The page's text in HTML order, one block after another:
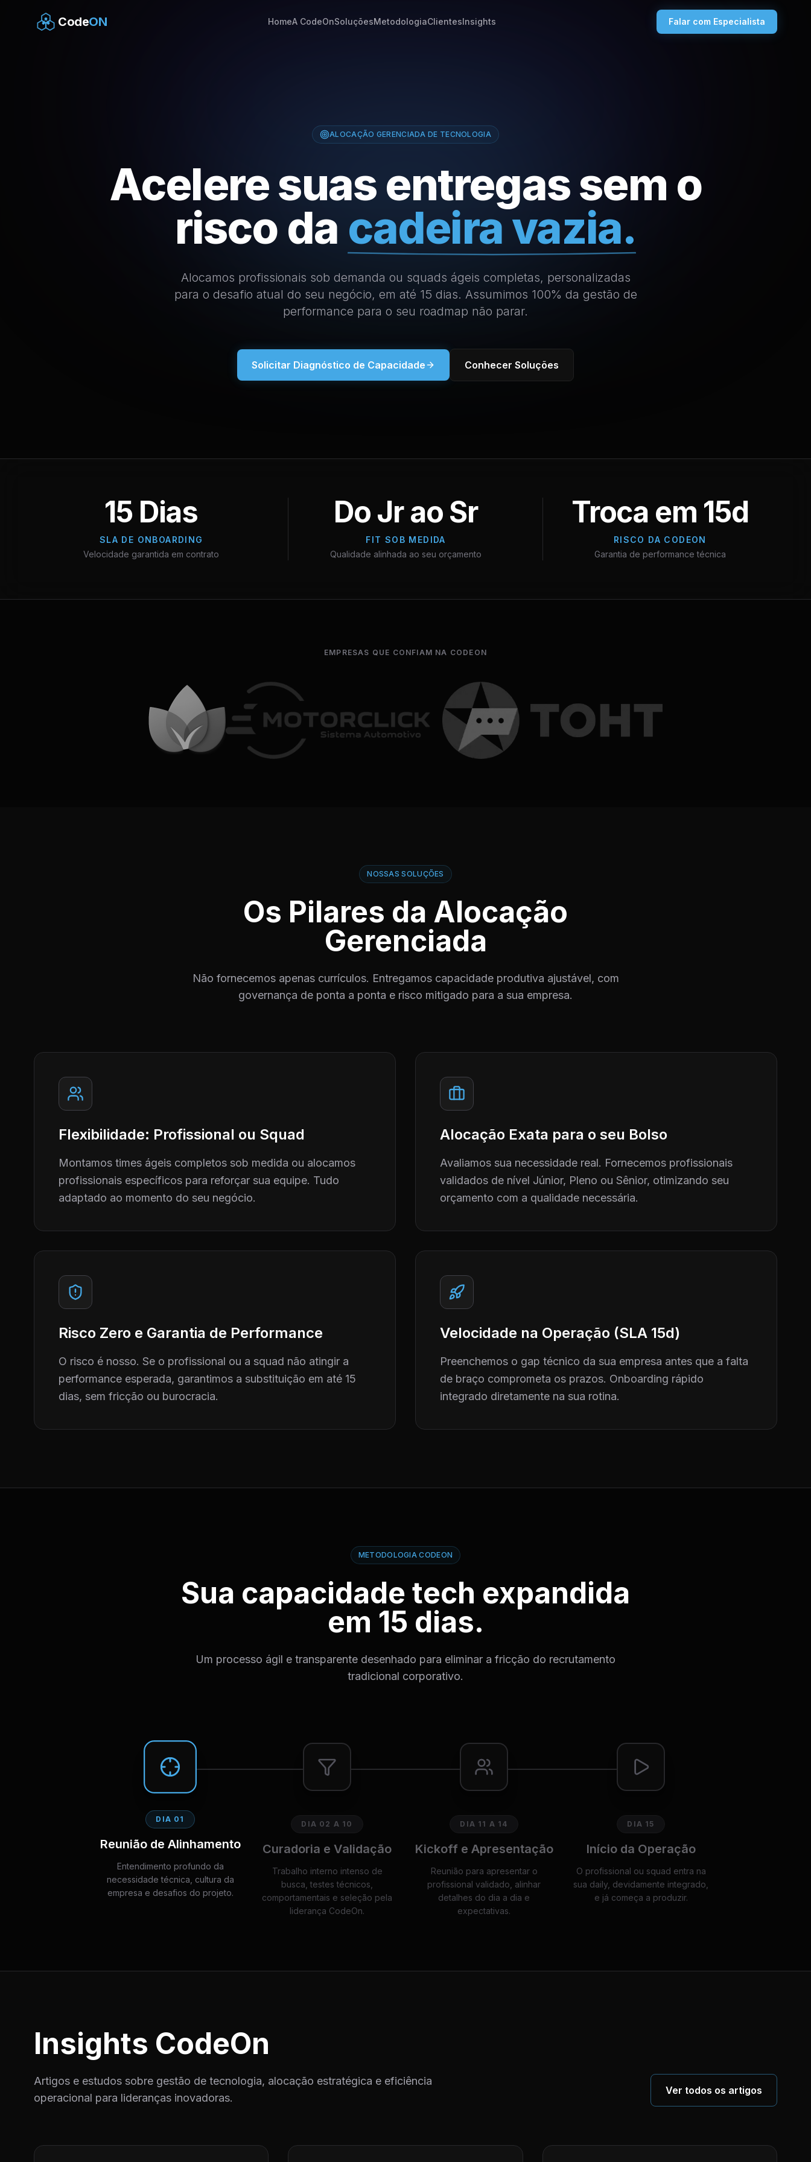
CodeON HomeA CodeOnSoluçõesMetodologiaClientesInsights Falar com Especialista
ALOCAÇÃO GERENCIADA DE TECNOLOGIA
Acelere suas entregas sem o
risco da cadeira vazia.
Alocamos profissionais sob demanda ou squads ágeis completas, personalizadas
para o desafio atual do seu negócio, em até 15 dias. Assumimos 100% da gestão de
performance para o seu roadmap não parar.
Solicitar Diagnóstico de Capacidade Conhecer Soluções
15 Dias
SLA DE ONBOARDING
Velocidade garantida em contrato
Do Jr ao Sr
FIT SOB MEDIDA
Qualidade alinhada ao seu orçamento
Troca em 15d
RISCO DA CODEON
Garantia de performance técnica
EMPRESAS QUE CONFIAM NA CODEON
NOSSAS SOLUÇÕES
Os Pilares da Alocação
Gerenciada
Não fornecemos apenas currículos. Entregamos capacidade produtiva ajustável, com
governança de ponta a ponta e risco mitigado para a sua empresa.
Flexibilidade: Profissional ou Squad
Montamos times ágeis completos sob medida ou alocamos
profissionais específicos para reforçar sua equipe. Tudo
adaptado ao momento do seu negócio.
Alocação Exata para o seu Bolso
Avaliamos sua necessidade real. Fornecemos profissionais
validados de nível Júnior, Pleno ou Sênior, otimizando seu
orçamento com a qualidade necessária.
Risco Zero e Garantia de Performance
O risco é nosso. Se o profissional ou a squad não atingir a
performance esperada, garantimos a substituição em até 15
dias, sem fricção ou burocracia.
Velocidade na Operação (SLA 15d)
Preenchemos o gap técnico da sua empresa antes que a falta
de braço comprometa os prazos. Onboarding rápido
integrado diretamente na sua rotina.
METODOLOGIA CODEON
Sua capacidade tech expandida
em 15 dias.
Um processo ágil e transparente desenhado para eliminar a fricção do recrutamento
tradicional corporativo.
DIA 01
Reunião de Alinhamento
Entendimento profundo da
necessidade técnica, cultura da
empresa e desafios do projeto.
DIA 02 A 10
Curadoria e Validação
Trabalho interno intenso de
busca, testes técnicos,
comportamentais e seleção pela
liderança CodeOn.
DIA 11 A 14
Kickoff e Apresentação
Reunião para apresentar o
profissional validado, alinhar
detalhes do dia a dia e
expectativas.
DIA 15
Início da Operação
O profissional ou squad entra na
sua daily, devidamente integrado,
e já começa a produzir.
Insights CodeOn
Artigos e estudos sobre gestão de tecnologia, alocação estratégica e eficiência
operacional para lideranças inovadoras.
Ver todos os artigos